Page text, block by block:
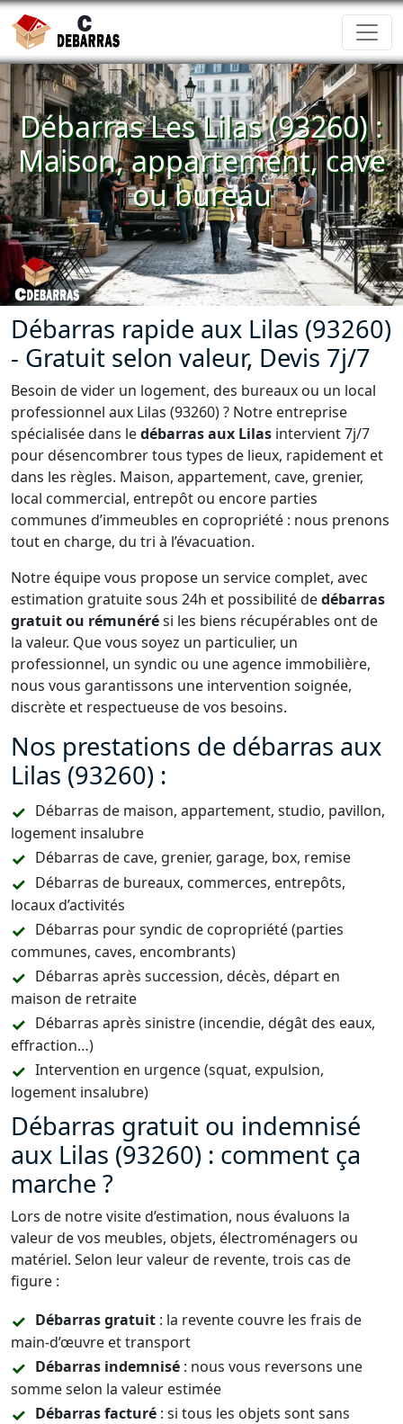
Débarras Les Lilas (93260) :
Maison, appartement, cave
ou bureau
Débarras rapide aux Lilas (93260)
- Gratuit selon valeur, Devis 7j/7
Besoin de vider un logement, des bureaux ou un local
professionnel aux Lilas (93260) ? Notre entreprise
spécialisée dans ledébarras aux Lilas intervient 7j/7
pour désencombrer tous types de lieux, rapidement et
dans les règles. Maison, appartement, cave, grenier,
local commercial, entrepôt ou encore parties
communes d’immeubles en copropriété : nous prenons
tout en charge, du tri à l’évacuation.
Notre équipe vous propose un service complet, avec
estimation gratuite sous 24h et possibilité dedébarras
gratuit ou rémunérési les biens récupérables ont de
la valeur. Que vous soyez un particulier, un
professionnel, un syndic ou une agence immobilière,
nous vous garantissons une intervention soignée,
discrète et respectueuse de vos besoins.
Nos prestations de débarras aux
Lilas (93260) :
Débarras de maison, appartement, studio, pavillon,
logement insalubre
Débarras de cave, grenier, garage, box, remise
Débarras de bureaux, commerces, entrepôts,
locaux d’activités
Débarras pour syndic de copropriété (parties
communes, caves, encombrants)
Débarras après succession, décès, départ en
maison de retraite
Débarras après sinistre (incendie, dégât des eaux,
effraction…)
Intervention en urgence (squat, expulsion,
logement insalubre)
Débarras gratuit ou indemnisé
aux Lilas (93260) : comment ça
marche ?
Lors de notre visite d’estimation, nous évaluons la
valeur de vos meubles, objets, électroménagers ou
matériel. Selon leur valeur de revente, trois cas de
figure :
Débarras gratuit : la revente couvre les frais de
main-d’œuvre et transport
Débarras indemnisé : nous vous reversons une
somme selon la valeur estimée
Débarras facturé : si tous les objets sont sans